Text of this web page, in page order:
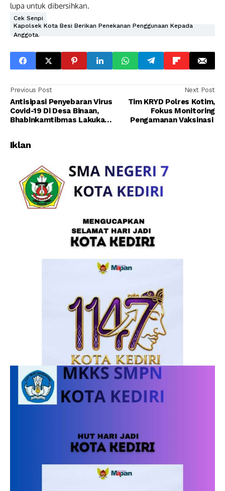
lupa untuk dibersihkan.
Cek Senpi
Kapolsek Kota Besi Berikan Penekanan Penggunaan Kepada
Anggota.
Previous Post
Antisipasi Penyebaran Virus
Covid-19 Di Desa Binaan,
Bhabinkamtibmas Lakukan
Next Post
Tim KRYD Polres Kotim,
Fokus Monitoring
Pengamanan Vaksinasi
Iklan